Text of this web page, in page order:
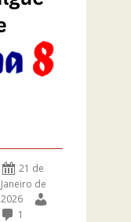
21 de
Janeiro de
2026
1